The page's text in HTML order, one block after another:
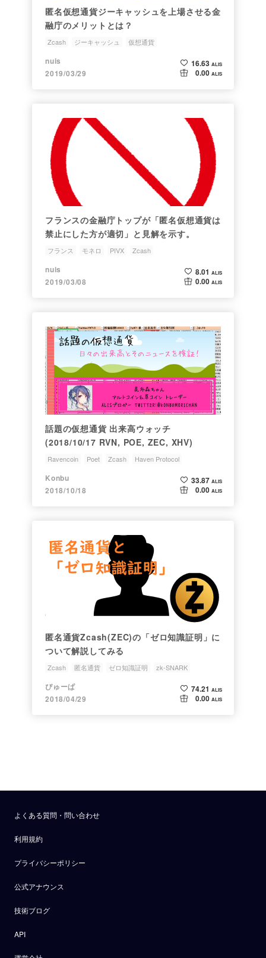
匿名仮想通貨ジーキャッシュを上場させる金
融庁のメリットとは？
Zcash ジーキャッシュ 仮想通貨
nuis
2019/03/29
16.63 ALIS
0.00 ALIS
フランスの金融庁トップが「匿名仮想通貨は
禁止にした方が適切」と見解を示す。
フランス モネロ PIVX Zcash
nuis
2019/03/08
8.01 ALIS
0.00 ALIS
話題の仮想通貨 出来高ウォッチ
(2018/10/17 RVN, POE, ZEC, XHV)
Ravencoin Poet Zcash
Haven Protocol
ALIS新カテゴリー
Konbu
2018/10/18
33.87 ALIS
0.00 ALIS
匿名通貨Zcash(ZEC)の「ゼロ知識証明」に
ついて解説してみる
Zcash 匿名通貨 ゼロ知識証明
zk-SNARK
イーサリアム
ぴゅーぱ
2018/04/29
74.21 ALIS
0.00 ALIS
よくある質問・問い合わせ
利用規約
プライバシーポリシー
公式アナウンス
技術ブログ
API